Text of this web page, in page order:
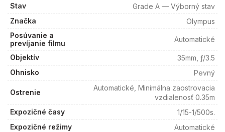
Stav
Grade A — Výborný stav
Značka
Olympus
Posúvanie a
prevíjanie filmu
Automatické
Objektív
35mm, ƒ/3.5
Ohnisko
Pevný
Ostrenie
Automatické, Minimálna zaostrovacia
vzdialenosť 0.35m
Expozičné časy
1/15-1/500s.
Expozičné režimy
Automatické